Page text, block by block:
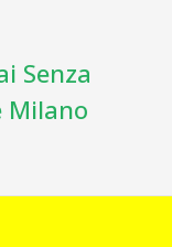
Senza
Milano